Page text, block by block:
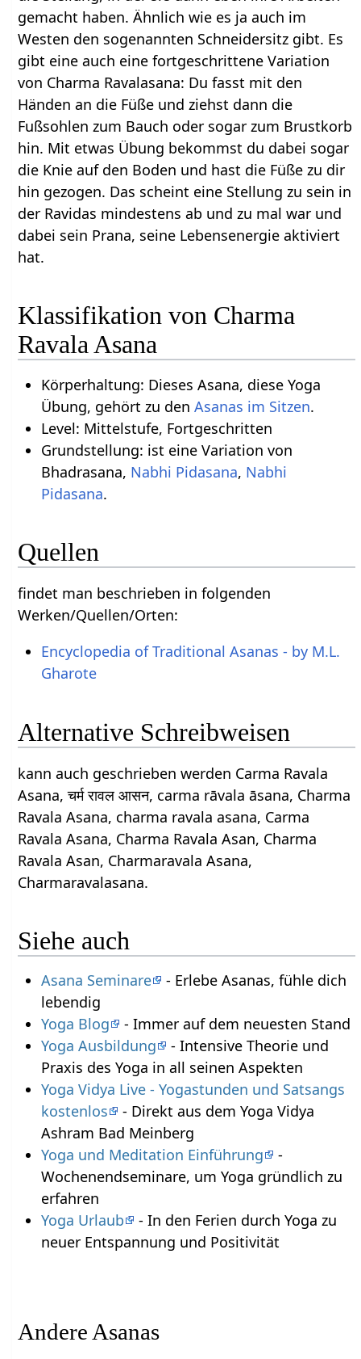
gemacht haben. Ähnlich wie es ja auch im
Westen den sogenannten Schneidersitz gibt. Es
gibt eine auch eine fortgeschrittene Variation
von Charma Ravalasana: Du fasst mit den
Händen an die Füße und ziehst dann die
Fußsohlen zum Bauch oder sogar zum Brustkorb
hin. Mit etwas Übung bekommst du dabei sogar
die Knie auf den Boden und hast die Füße zu dir
hin gezogen. Das scheint eine Stellung zu sein in
der Ravidas mindestens ab und zu mal war und
dabei sein Prana, seine Lebensenergie aktiviert
hat.
Klassifikation von Charma
Ravala Asana
Körperhaltung: Dieses Asana, diese Yoga
Übung, gehört zu den Asanas im Sitzen.
Level: Mittelstufe, Fortgeschritten
Grundstellung: ist eine Variation von
Bhadrasana, Nabhi Pidasana, Nabhi
Pidasana.
Quellen
findet man beschrieben in folgenden
Werken/Quellen/Orten:
Encyclopedia of Traditional Asanas - by M.L.
Gharote
Alternative Schreibweisen
kann auch geschrieben werden Carma Ravala
Asana, चर्म रावल आसन, carma rāvala āsana, Charma
Ravala Asana, charma ravala asana, Carma
Ravala Asana, Charma Ravala Asan, Charma
Ravala Asan, Charmaravala Asana,
Charmaravalasana.
Siehe auch
Asana Seminare
- Erlebe Asanas, fühle dich
lebendig
Yoga Blog
- Immer auf dem neuesten Stand
Yoga Ausbildung
- Intensive Theorie und
Praxis des Yoga in all seinen Aspekten
Yoga Vidya Live - Yogastunden und Satsangs
kostenlos
- Direkt aus dem Yoga Vidya
Ashram Bad Meinberg
Yoga und Meditation Einführung
-
Wochenendseminare, um Yoga gründlich zu
erfahren
Yoga Urlaub
- In den Ferien durch Yoga zu
neuer Entspannung und Positivität
Andere Asanas